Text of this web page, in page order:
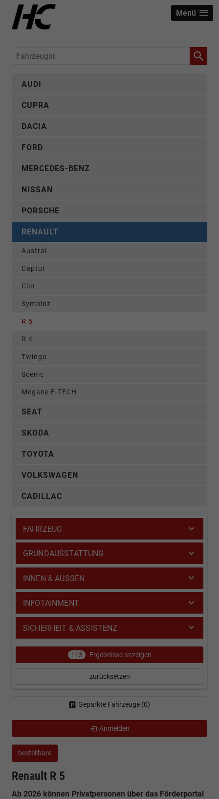
Menü
bestellbare
Renault R 5
Ab 2026 können Privatpersonen über das Förderportal
Fahrzeugnr.
AUDI
CUPRA
DACIA
FORD
MERCEDES-BENZ
NISSAN
PORSCHE
RENAULT
Austral
Captur
Clio
Symbioz
R 5
R 4
Twingo
Scenic
Mégane E-TECH
SEAT
SKODA
TOYOTA
VOLKSWAGEN
CADILLAC
FAHRZEUG
GRUNDAUSSTATTUNG
INNEN & AUSSEN
INFOTAINMENT
SICHERHEIT & ASSISTENZ
113 Ergebnisse anzeigen
zurücksetzen
Geparkte Fahrzeuge (0)
Anmelden